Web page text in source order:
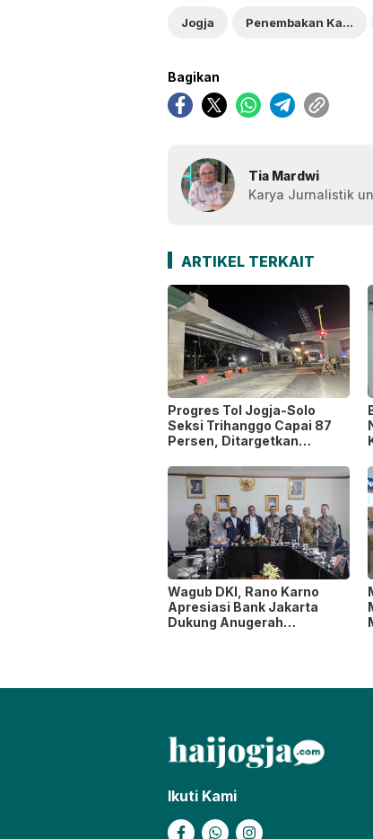
Jogja Penembakan Kaca Mobil
Bagikan
Tia Mardwi
Karya Jurnalistik
ARTIKEL TERKAIT
Progres Tol Jogja-Solo
Seksi Trihanggo Capai 87
Persen, Ditargetkan
Bawen Agustus 2026
Wagub DKI, Rano Karno
Apresiasi Bank Jakarta
Dukung Anugerah
Ikuti Kami